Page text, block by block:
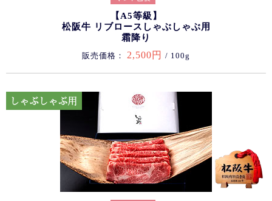
【A5等級】
松阪牛 リブロースしゃぶしゃぶ用
霜降り
販売価格： 2,500円 / 100g